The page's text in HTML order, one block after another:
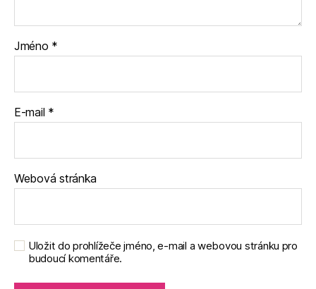
Jméno *
E-mail *
Webová stránka
Uložit do prohlížeče jméno, e-mail a webovou stránku pro
budoucí komentáře.